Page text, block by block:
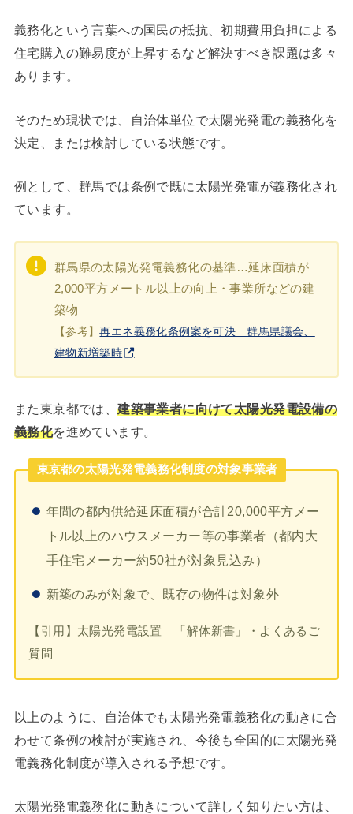
義務化という言葉への国民の抵抗、初期費用負担による
住宅購入の難易度が上昇するなど解決すべき課題は多々
あります。
そのため現状では、自治体単位で太陽光発電の義務化を
決定、または検討している状態です。
例として、群馬では条例で既に太陽光発電が義務化され
ています。
群馬県の太陽光発電義務化の基準…延床面積が
2,000平方メートル以上の向上・事業所などの建
築物
【参考】再エネ義務化条例案を可決 群馬県議会、
建物新増築時
また東京都では、建築事業者に向けて太陽光発電設備の
義務化を進めています。
東京都の太陽光発電義務化制度の対象事業者
年間の都内供給延床面積が合計20,000平方メー
トル以上のハウスメーカー等の事業者（都内大
手住宅メーカー約50社が対象見込み）
新築のみが対象で、既存の物件は対象外
【引用】太陽光発電設置 「解体新書」・よくあるご
質問
以上のように、自治体でも太陽光発電義務化の動きに合
わせて条例の検討が実施され、今後も全国的に太陽光発
電義務化制度が導入される予想です。
太陽光発電義務化に動きについて詳しく知りたい方は、